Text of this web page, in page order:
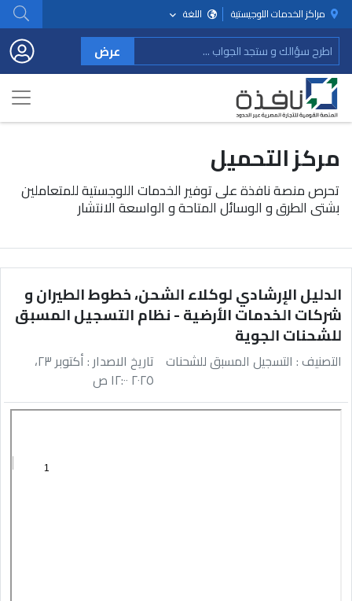
مراكز الخدمات اللوجيستية اللغة
عرض
مركز التحميل
تحرص منصة نافذة على توفير الخدمات اللوجستية للمتعاملين
بشتى الطرق و الوسائل المتاحة و الواسعة الانتشار
الدليل الإرشادي لوكلاء الشحن، خطوط الطيران و
شركات الخدمات الأرضية - نظام التسجيل المسبق
للشحنات الجوية
التصنيف : التسجيل المسبق للشحنات
تاريخ الاصدار : أكتوبر ٢٣،
٢٠٢٥ ١٢:٠٠ ص